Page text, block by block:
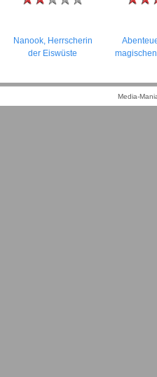
Nanook, Herrscherin
der Eiswüste
Media-